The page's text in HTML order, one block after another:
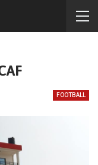
FOOTBALL